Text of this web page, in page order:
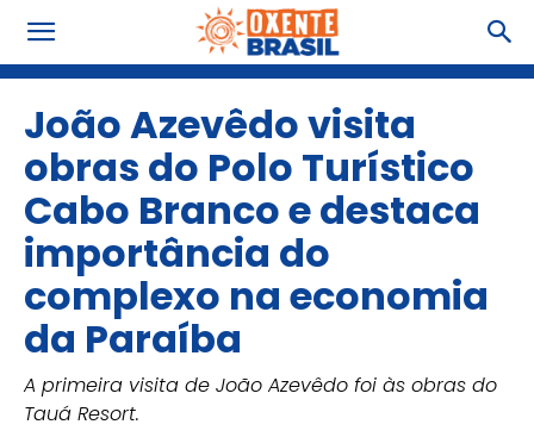
João Azevêdo visita
obras do Polo Turístico
Cabo Branco e destaca
importância do
complexo na economia
da Paraíba
A primeira visita de João Azevêdo foi às obras do
Tauá Resort.